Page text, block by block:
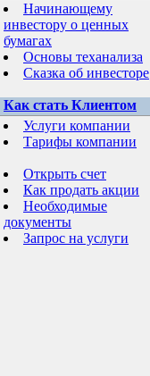
Начинающему
инвестору о ценных
бумагах
Основы теханализа
Сказка об инвесторе
Как стать Клиентом
Услуги компании
Тарифы компании
Открыть счет
Как продать акции
Необходимые
документы
Запрос на услуги